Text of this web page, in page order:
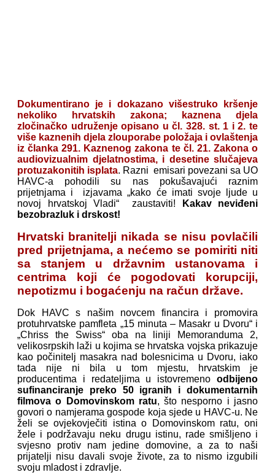
Dokumentirano je i dokazano višestruko kršenje
nekoliko hrvatskih zakona; kaznena djela
zločinačko udruženje opisano u čl. 328. st. 1 i 2. te
više kaznenih djela zlouporabe položaja i ovlaštenja
iz članka 291. Kaznenog zakona te čl. 21. Zakona o
audiovizualnim djelatnostima, i desetine slučajeva
protuzakonitih isplata. Razni emisari povezani sa UO
HAVC-a pohodili su nas pokušavajući raznim
prijetnjama i izjavama „kako će imati svoje ljude u
novoj hrvatskoj Vladi“ zaustaviti!
Kakav neviđeni
bezobrazluk i drskost!
Hrvatski branitelji nikada se nisu povlačili
pred prijetnjama, a nećemo se pomiriti niti
sa stanjem u državnim ustanovama i
centrima koji će pogodovati korupciji,
nepotizmu i bogaćenju na račun države.
Dok HAVC s našim novcem financira i promovira
protuhrvatske pamfleta „15 minuta – Masakr u Dvoru“ i
„Chriss the Swiss“ oba na liniji Memoranduma 2,
velikosrpskih laži u kojima se hrvatska vojska prikazuje
kao počinitelj masakra nad bolesnicima u Dvoru, iako
tada nije ni bila u tom mjestu, hrvatskim je
producentima i redateljima u istovremeno odbijeno
sufinanciranje preko 50 igranih i dokumentarnih
filmova o Domovinskom ratu, što nesporno i jasno
govori o namjerama gospode koja sjede u HAVC-u. Ne
želi se ovjekovječiti istina o Domovinskom ratu, oni
žele i podržavaju neku drugu istinu, rade smišljeno i
svjesno protiv nam jedine domovine, a za to naši
prijatelji nisu davali svoje živote, za to nismo izgubili
svoju mladost i zdravlje.